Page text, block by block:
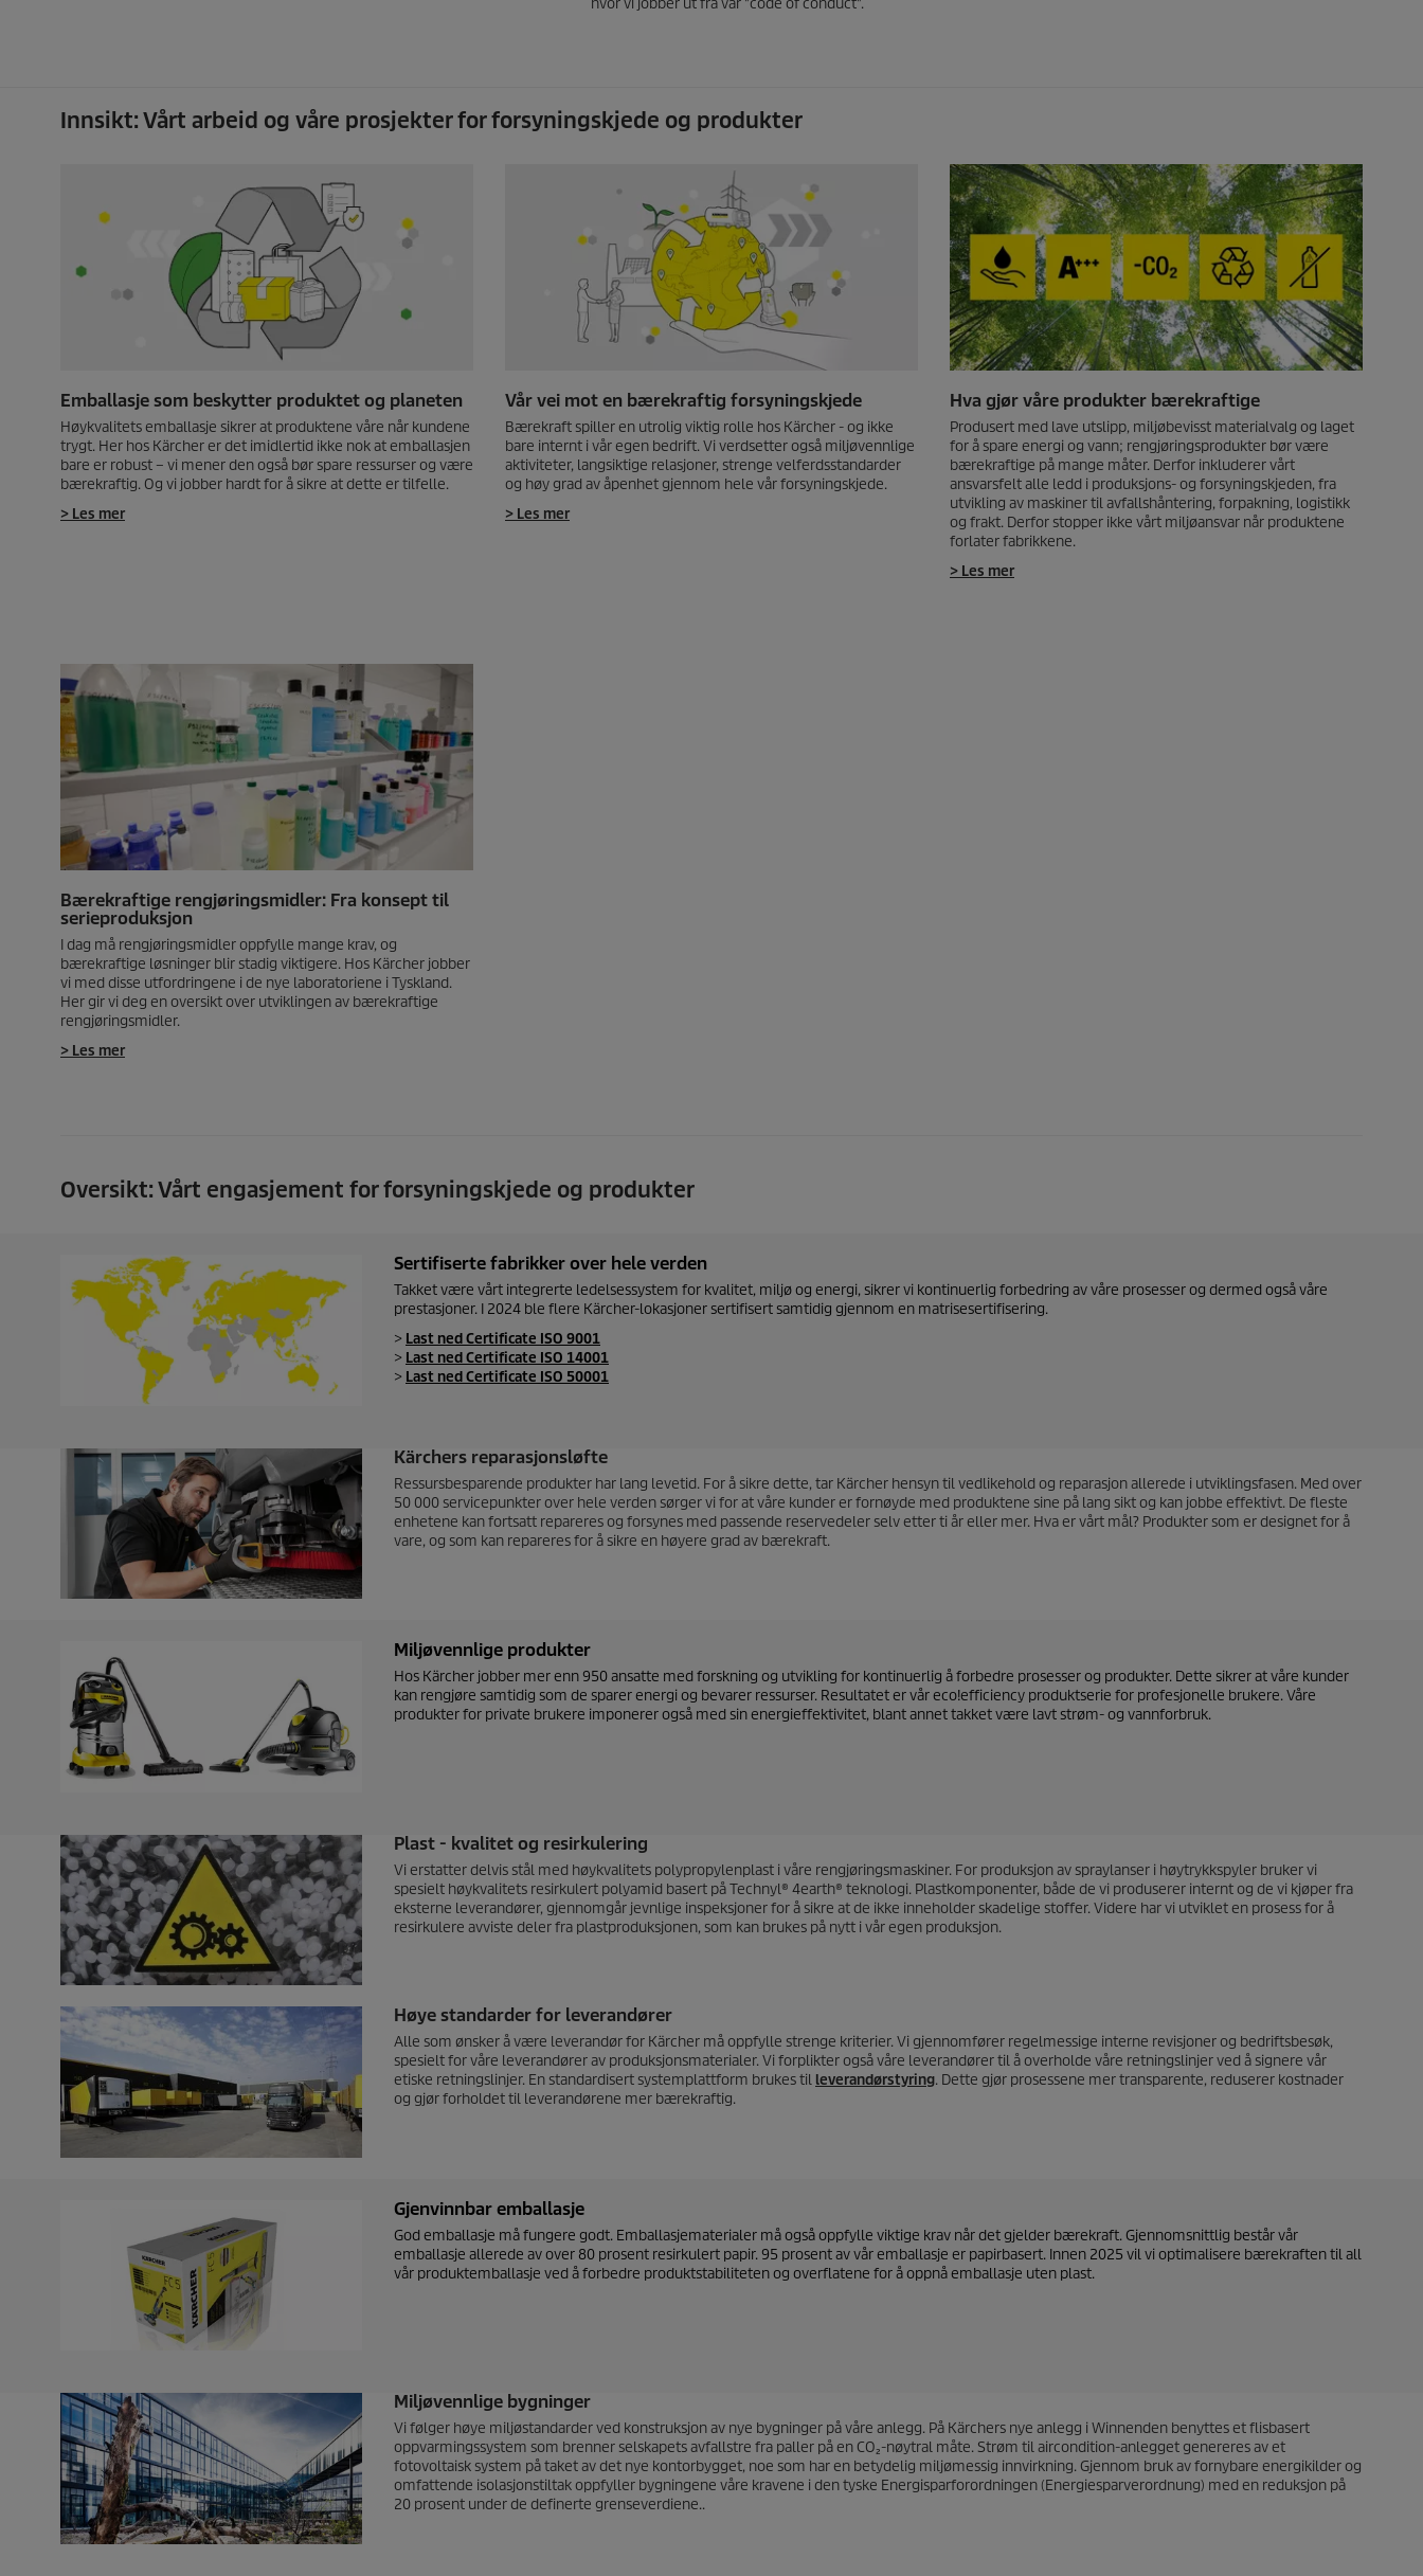
hvor vi jobber ut fra vår "code of conduct".
Innsikt: Vårt arbeid og våre prosjekter for forsyningskjede og produkter
Emballasje som beskytter produktet og planeten
Høykvalitets emballasje sikrer at produktene våre når kundene
trygt. Her hos Kärcher er det imidlertid ikke nok at emballasjen
bare er robust – vi mener den også bør spare ressurser og være
bærekraftig. Og vi jobber hardt for å sikre at dette er tilfelle.
> Les mer
Vår vei mot en bærekraftig forsyningskjede
Bærekraft spiller en utrolig viktig rolle hos Kärcher - og ikke
bare internt i vår egen bedrift. Vi verdsetter også miljøvennlige
aktiviteter, langsiktige relasjoner, strenge velferdsstandarder
og høy grad av åpenhet gjennom hele vår forsyningskjede.
> Les mer
Hva gjør våre produkter bærekraftige
Produsert med lave utslipp, miljøbevisst materialvalg og laget
for å spare energi og vann; rengjøringsprodukter bør være
bærekraftige på mange måter. Derfor inkluderer vårt
ansvarsfelt alle ledd i produksjons- og forsyningskjeden, fra
utvikling av maskiner til avfallshåntering, forpakning, logistikk
og frakt. Derfor stopper ikke vårt miljøansvar når produktene
forlater fabrikkene.
> Les mer
Bærekraftige rengjøringsmidler: Fra konsept til
serieproduksjon
I dag må rengjøringsmidler oppfylle mange krav, og
bærekraftige løsninger blir stadig viktigere. Hos Kärcher jobber
vi med disse utfordringene i de nye laboratoriene i Tyskland.
Her gir vi deg en oversikt over utviklingen av bærekraftige
rengjøringsmidler.
> Les mer
Oversikt: Vårt engasjement for forsyningskjede og produkter
Sertifiserte fabrikker over hele verden
Takket være vårt integrerte ledelsessystem for kvalitet, miljø og energi, sikrer vi kontinuerlig forbedring av våre prosesser og dermed også våre
prestasjoner. I 2024 ble flere Kärcher-lokasjoner sertifisert samtidig gjennom en matrisesertifisering.
> Last ned Certificate ISO 9001
> Last ned Certificate ISO 14001
> Last ned Certificate ISO 50001
Kärchers reparasjonsløfte
Ressursbesparende produkter har lang levetid. For å sikre dette, tar Kärcher hensyn til vedlikehold og reparasjon allerede i utviklingsfasen. Med over
50 000 servicepunkter over hele verden sørger vi for at våre kunder er fornøyde med produktene sine på lang sikt og kan jobbe effektivt. De fleste
enhetene kan fortsatt repareres og forsynes med passende reservedeler selv etter ti år eller mer. Hva er vårt mål? Produkter som er designet for å
vare, og som kan repareres for å sikre en høyere grad av bærekraft.
Miljøvennlige produkter
Hos Kärcher jobber mer enn 950 ansatte med forskning og utvikling for kontinuerlig å forbedre prosesser og produkter. Dette sikrer at våre kunder
kan rengjøre samtidig som de sparer energi og bevarer ressurser. Resultatet er våreco!efficiency produktserie for profesjonelle brukere. Våre
produkter for private brukere imponerer også med sin energieffektivitet, blant annet takket være lavt strøm- og vannforbruk.
Plast - kvalitet og resirkulering
Vi erstatter delvis stål med høykvalitets polypropylenplast i våre rengjøringsmaskiner. For produksjon av spraylanser i høytrykkspyler bruker vi
spesielt høykvalitets resirkulert polyamid basert på Technyl® 4earth® teknologi. Plastkomponenter, både de vi produserer internt og de vi kjøper fra
eksterne leverandører, gjennomgår jevnlige inspeksjoner for å sikre at de ikke inneholder skadelige stoffer. Videre har vi utviklet en prosess for å
resirkulere avviste deler fra plastproduksjonen, som kan brukes på nytt i vår egen produksjon.
Høye standarder for leverandører
Alle som ønsker å være leverandør for Kärcher må oppfylle strenge kriterier. Vi gjennomfører regelmessige interne revisjoner og bedriftsbesøk,
spesielt for våre leverandører av produksjonsmaterialer. Vi forplikter også våre leverandører til å overholde våre retningslinjer ved å signere vår
etiske retningslinjer. En standardisert systemplattform brukes til leverandørstyring. Dette gjør prosessene mer transparente, reduserer kostnader
og gjør forholdet til leverandørene mer bærekraftig.
Gjenvinnbar emballasje
God emballasje må fungere godt. Emballasjematerialer må også oppfylle viktige krav når det gjelder bærekraft. Gjennomsnittlig består vår
emballasje allerede av over 80 prosent resirkulert papir. 95 prosent av vår emballasje er papirbasert. Innen 2025 vil vi optimalisere bærekraften til all
vår produktemballasje ved å forbedre produktstabiliteten og overflatene for å oppnå emballasje uten plast.
Miljøvennlige bygninger
Vi følger høye miljøstandarder ved konstruksjon av nye bygninger på våre anlegg. På Kärchers nye anlegg i Winnenden benyttes et flisbasert
oppvarmingssystem som brenner selskapets avfallstre fra paller på en CO₂-nøytral måte. Strøm til aircondition-anlegget genereres av et
fotovoltaisk system på taket av det nye kontorbygget, noe som har en betydelig miljømessig innvirkning. Gjennom bruk av fornybare energikilder og
omfattende isolasjonstiltak oppfyller bygningene våre kravene i den tyske Energisparforordningen (Energiesparverordnung) med en reduksjon på
20 prosent under de definerte grenseverdiene..